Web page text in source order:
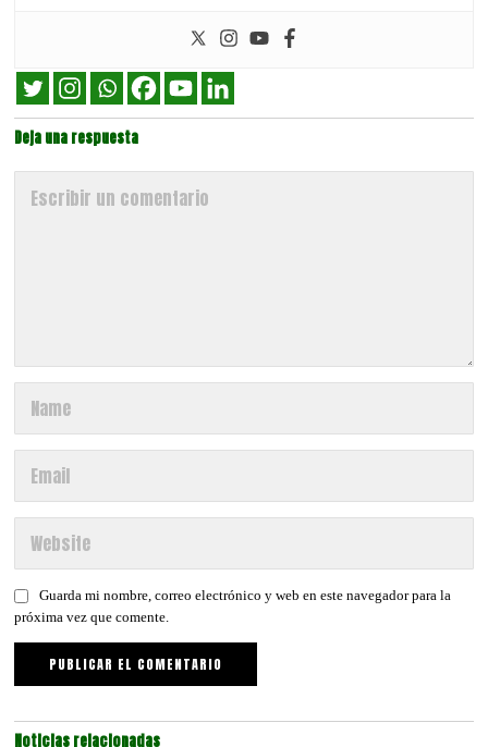
Deja una respuesta
Guarda mi nombre, correo electrónico y web en este navegador para la
próxima vez que comente.
Noticias relacionadas